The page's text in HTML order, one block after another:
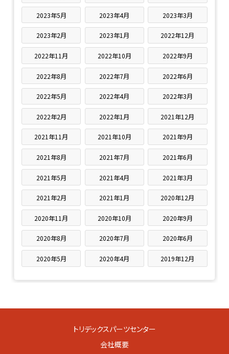
2023年5月 2023年4月 2023年3月
2023年2月 2023年1月 2022年12月
2022年11月 2022年10月 2022年9月
2022年8月 2022年7月 2022年6月
2022年5月 2022年4月 2022年3月
2022年2月 2022年1月 2021年12月
2021年11月 2021年10月 2021年9月
2021年8月 2021年7月 2021年6月
2021年5月 2021年4月 2021年3月
2021年2月 2021年1月 2020年12月
2020年11月 2020年10月 2020年9月
2020年8月 2020年7月 2020年6月
2020年5月 2020年4月 2019年12月
トリデックスパーツセンター
会社概要